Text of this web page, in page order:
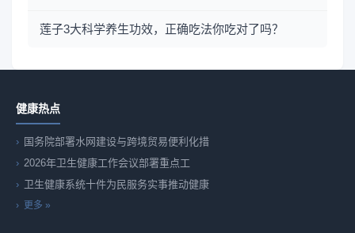
莲子3大科学养生功效，正确吃法你吃对了吗？
健康热点
国务院部署水网建设与跨境贸易便利化措
2026年卫生健康工作会议部署重点工
卫生健康系统十件为民服务实事推动健康
更多 »